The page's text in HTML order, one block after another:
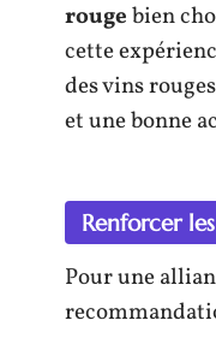
rougebien
cette
des vins
et une bonne
Renforcer
Pour une